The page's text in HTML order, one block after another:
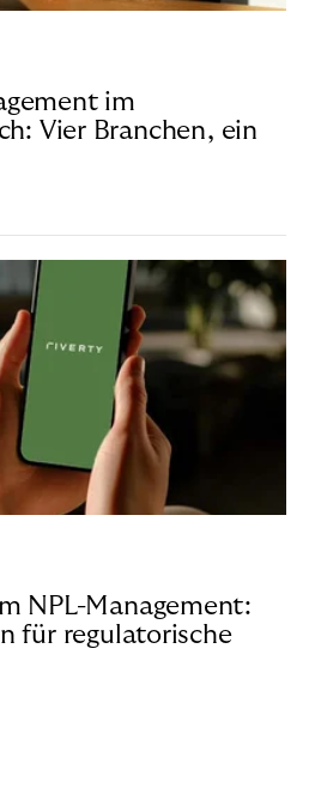
im
Vier Branchen, ein
NPL-Management:
für regulatorische